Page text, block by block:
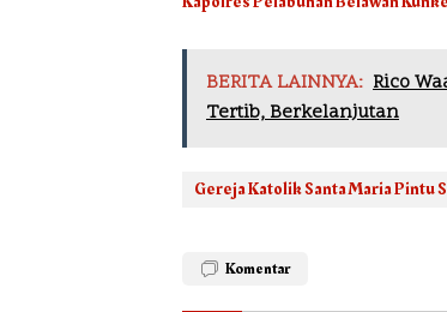
BERITA LAINNYA: Rico
Tertib, Berkelanjutan
Gereja Katolik Santa Maria Pintu
Komentar